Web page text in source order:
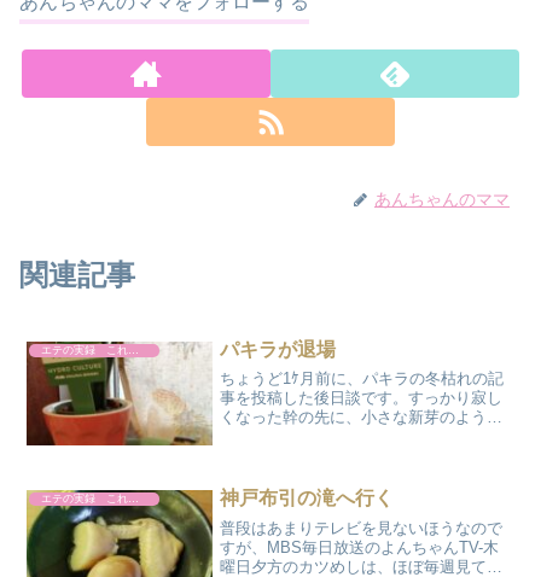
あんちゃんのママ
関連記事
パキラが退場
ちょうど1ｹ月前に、パキラの冬枯れの記
事を投稿した後日談です。すっかり寂し
くなった幹の先に、小さな新芽のような
くの間は、さつまいもと一...
エテの実録 これやりました 神戸布引の滝へ行く
普段はあまりテレビを見ないほうなので
すが、MBS毎日放送のよんちゃんTV-木
曜日夕方のカツめしは、ほぼ毎週見てい